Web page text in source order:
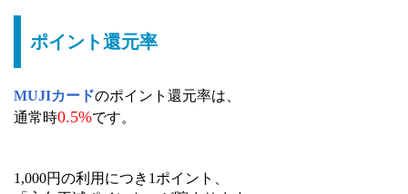
ポイント還元率
MUJIカードのポイント還元率は、
通常時0.5%です。
1,000円の利用につき1ポイント、